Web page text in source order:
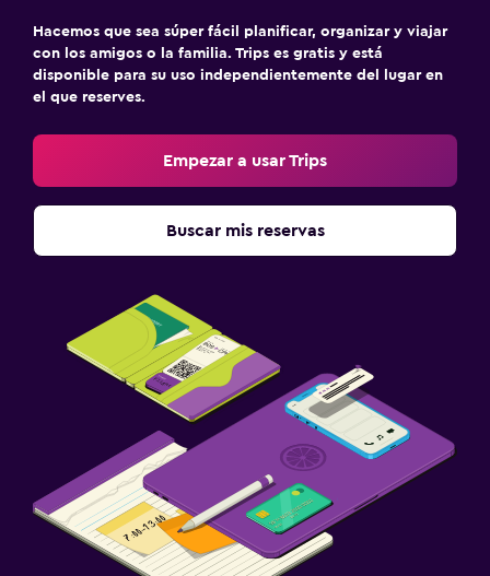
Hacemos que sea súper fácil planificar, organizar y viajar
con los amigos o la familia. Trips es gratis y está
disponible para su uso independientemente del lugar en
el que reserves.
Empezar a usar Trips
Buscar mis reservas